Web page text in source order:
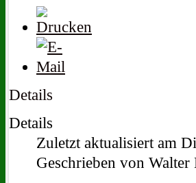
Details
Details
Zuletzt aktualisiert am
Geschrieben von Walter